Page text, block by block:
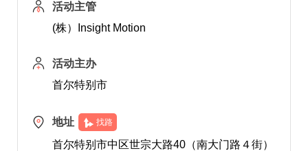
活动主管
(株）Insight Motion
活动主办
首尔特别市
地址 找路
首尔特别市中区世宗大路40（南大门路４街）